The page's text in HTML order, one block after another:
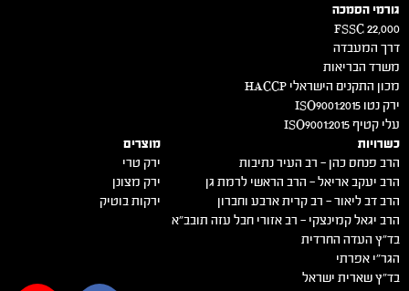
גורמי הסמכה
FSSC 22,000
דרך המעבדה
משרד הבריאות
מכון התקנים הישראלי HACCP
ירק נטו 2015:ISO9001
עלי קטיף 2015:ISO9001
כשרויות
הרב פנחס כהן – רב העיר נתיבות
הרב יעקב אריאל – הרב הראשי לרמת גן
הרב דב ליאור – רב קרית ארבע וחברון
הרב יגאל קמינצקי – רב אזורי חבל עזה תובב"א
בד"ץ העדה החרדית
הגר"י אפרתי
בד"ץ שארית ישראל
מוצרים
ירק טרי
ירק מצונן
ירקות בוטיק